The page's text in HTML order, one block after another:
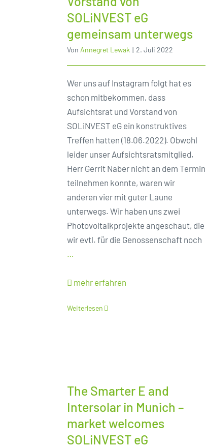
SOLiNVEST eG
gemeinsam unterwegs
Von Annegret Lewak | 2. Juli 2022
Wer uns auf Instagram folgt hat es
schon mitbekommen, dass
Aufsichtsrat und Vorstand von
SOLiNVEST eG ein konstruktives
Treffen hatten (18.06.2022). Obwohl
leider unser Aufsichtsratsmitglied,
Herr Gerrit Naber nicht an dem Termin
teilnehmen konnte, waren wir
anderen vier mit guter Laune
unterwegs. Wir haben uns zwei
Photovoltaikprojekte angeschaut, die
wir evtl. für die Genossenschaft noch
…
mehr erfahren
Weiterlesen
The Smarter E and
Intersolar in Munich –
market welcomes
SOLiNVEST eG